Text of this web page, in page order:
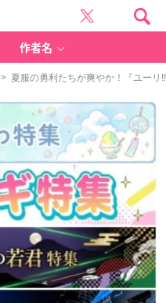
作者名
> 夏服の勇利たちが爽やか！『ユーリ